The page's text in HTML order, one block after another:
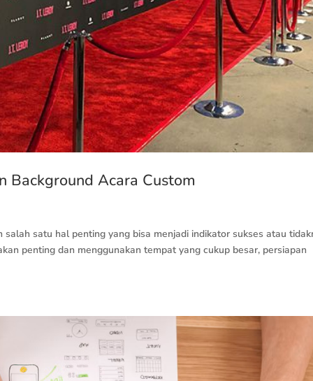
Background Acara Custom
satu hal penting yang bisa menjadi indikator sukses atau
penting dan menggunakan tempat yang cukup besar, persiapan